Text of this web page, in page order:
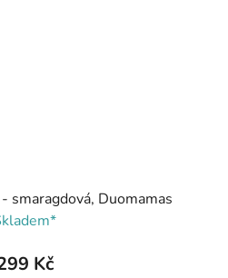
smaragdová, Duomamas
Kč